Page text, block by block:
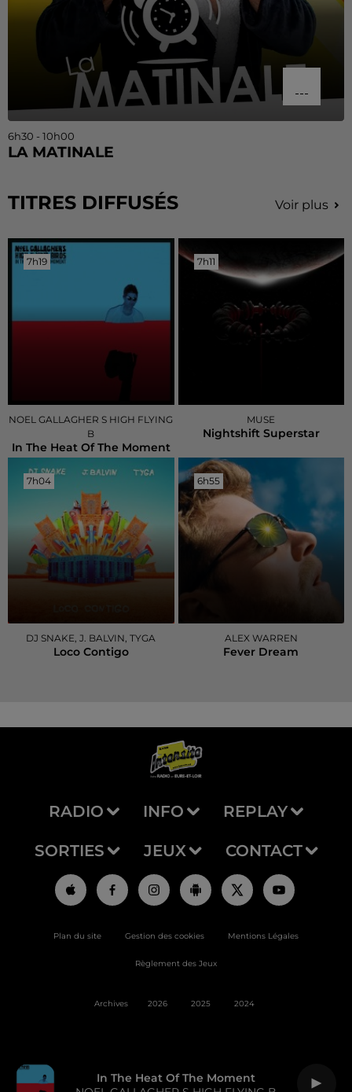
In The Heat Of The Moment
6h30 - 10h00
LA MATINALE
TITRES DIFFUSÉS Voir plus
7h19
7h19
NOEL GALLAGHER S HIGH FLYING
B
In The Heat Of The Moment
7h11
7h11
MUSE
Nightshift Superstar
7h04
7h04
DJ SNAKE, J. BALVIN, TYGA
Loco Contigo
6h55
6h55
ALEX WARREN
Fever Dream
RADIO INFO REPLAY
SORTIES JEUX CONTACT
Plan du site Gestion des cookies Mentions Légales
Règlement des Jeux
Archives 2026 2025 2024